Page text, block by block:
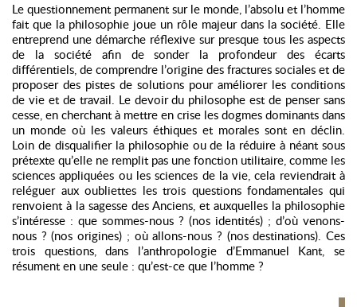
Le questionnement permanent sur le monde, l’absolu et l’homme
fait que la philosophie joue un rôle majeur dans la société. Elle
entreprend une démarche réflexive sur presque tous les aspects
de la société afin de sonder la profondeur des écarts
différentiels, de comprendre l’origine des fractures sociales et de
proposer des pistes de solutions pour améliorer les conditions
de vie et de travail. Le devoir du philosophe est de penser sans
cesse, en cherchant à mettre en crise les dogmes dominants dans
un monde où les valeurs éthiques et morales sont en déclin.
Loin de disqualifier la philosophie ou de la réduire à néant sous
prétexte qu’elle ne remplit pas une fonction utilitaire, comme les
sciences appliquées ou les sciences de la vie, cela reviendrait à
reléguer aux oubliettes les trois questions fondamentales qui
renvoient à la sagesse des Anciens, et auxquelles la philosophie
s’intéresse : que sommes-nous ? (nos identités) ; d’où venons-
nous ? (nos origines) ; où allons-nous ? (nos destinations). Ces
trois questions, dans l’anthropologie d’Emmanuel Kant, se
résument en une seule : qu’est-ce que l’homme ?